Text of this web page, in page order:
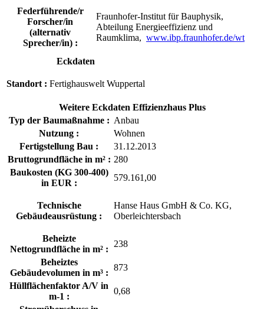
Federführende/r
Forscher/in
(alternativ
Sprecher/in) :
Fraunhofer-Institut für Bauphysik,
Abteilung Energieeffizienz und
Raumklima, www.ibp.fraunhofer.de/wt
Eckdaten
Standort : Fertighauswelt Wuppertal
Weitere Eckdaten Effizienzhaus Plus
Typ der Baumaßnahme : Anbau
Nutzung :
Wohnen
Fertigstellung Bau :
31.12.2013
Bruttogrundfläche in m² : 280
Baukosten (KG 300-400)
in EUR :
579.161,00
Technische
Gebäudeausrüstung :
Hanse Haus GmbH & Co. KG,
Oberleichtersbach
Beheizte
Nettogrundfläche in m² :
238
Beheiztes
Gebäudevolumen in m³ :
873
Hüllflächenfaktor A/V in
m-1 :
0,68